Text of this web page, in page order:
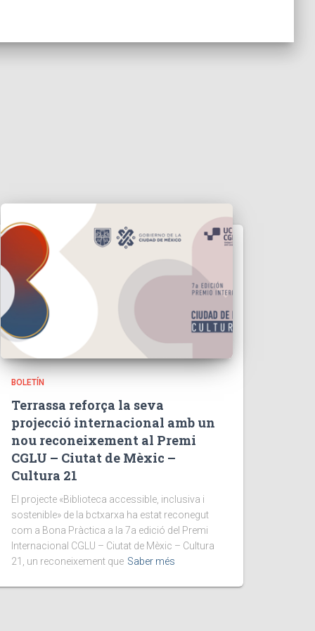
BOLETÍN
Terrassa reforça la seva
projecció internacional amb un
nou reconeixement al Premi
CGLU – Ciutat de Mèxic –
Cultura 21
El projecte «Biblioteca accessible, inclusiva i
sostenible» de la bctxarxa ha estat reconegut
com a Bona Pràctica a la 7a edició del Premi
Internacional CGLU – Ciutat de Mèxic – Cultura
21, un reconeixement que Saber més